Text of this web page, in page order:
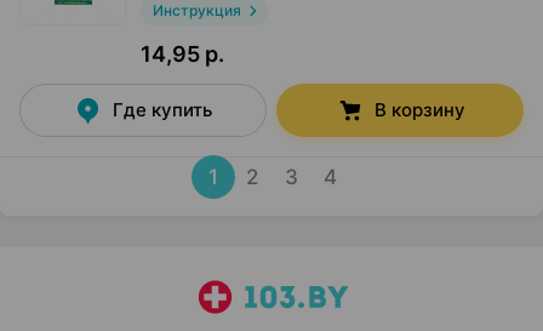
Инструкция
14,95 р.
Где купить В корзину
1 2 3 4